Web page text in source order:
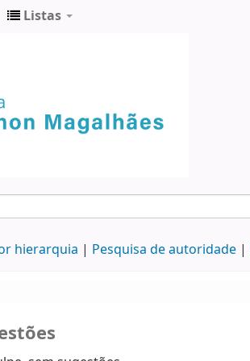
Listas
hierarquia Pesquisa de autoridade